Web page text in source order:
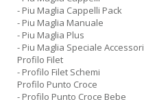
- Piu Maglia Cappelli Pack
- Piu Maglia Manuale
- Piu Maglia Plus
- Piu Maglia Speciale Accessori
Profilo Filet
- Profilo Filet Schemi
Profilo Punto Croce
- Profilo Punto Croce Bebe